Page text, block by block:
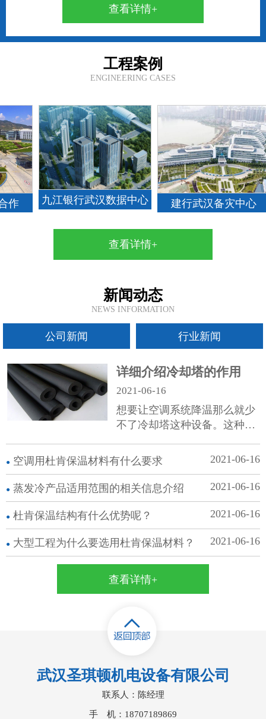
和成熟的技术在行业内迅速崛起，依靠诚信求发
终不变的追求。在充分获得上游厂家先进的技术支
持的基础上，现己成功为光电行业、金融行业、大
服务。成功案例包括：劲酒神龙......
查看详情+
工程案例
ENGINEERING CASES
九江银行武汉数据中心 建行武汉备灾中心
查看详情+
新闻动态
NEWS INFORMATION
公司新闻 行业新闻
详细介绍冷却塔的作用
2021-06-16
想要让空调系统降温那么就少
不了冷却塔这种设备。这种产
纺织等地方。在这些地方都是
不可少的，为了让更多的朋友
了解它，下面带领大家一起看
看它的作用。..
2021-06-16
空调用杜肯保温​材料有什么要求
2021-06-16
蒸发冷​产品适用范围的相关信息介绍
2021-06-16
杜肯保温​结构有什么优势呢？
2021-06-16
大型工程为什么要选用杜肯保温材料？
查看详情+
武汉圣琪顿机电设备有限公司
联系人：陈经理
手 机：18707189869